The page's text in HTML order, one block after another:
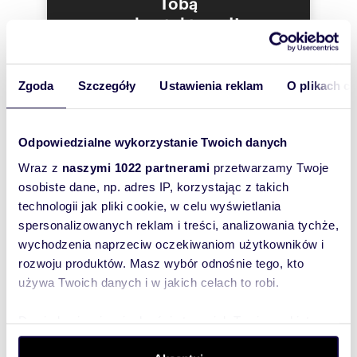
Zgoda Szczegóły Ustawienia reklam O plikach
Odpowiedzialne wykorzystanie Twoich danych
Wraz z naszymi 1022 partnerami przetwarzamy Twoje
osobiste dane, np. adres IP, korzystając z takich
technologii jak pliki cookie, w celu wyświetlania
spersonalizowanych reklam i treści, analizowania tychże,
wychodzenia naprzeciw oczekiwaniom użytkowników i
rozwoju produktów. Masz wybór odnośnie tego, kto
używa Twoich danych i w jakich celach to robi.
dane są przetwarzane oraz ustaw własne preferencje w
pokaż telefon
Opis powyższej oferty został sporządzony na
podstawie oględzin nieruchomości oraz
informacji uzyskanych od właściciela. Może on
podlegać aktualizacji i nie stanowi oferty w
Numer oferty: 16427
skontaktował!
podobne oferty
(rozwiń)